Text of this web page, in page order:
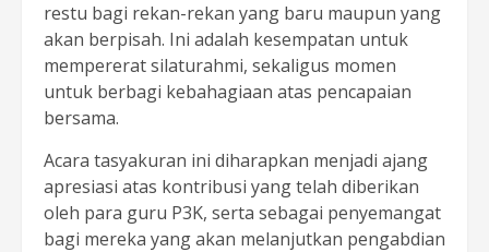
restu bagi rekan-rekan yang baru maupun yang
akan berpisah. Ini adalah kesempatan untuk
mempererat silaturahmi, sekaligus momen
untuk berbagi kebahagiaan atas pencapaian
bersama.
Acara tasyakuran ini diharapkan menjadi ajang
apresiasi atas kontribusi yang telah diberikan
oleh para guru P3K, serta sebagai penyemangat
bagi mereka yang akan melanjutkan pengabdian